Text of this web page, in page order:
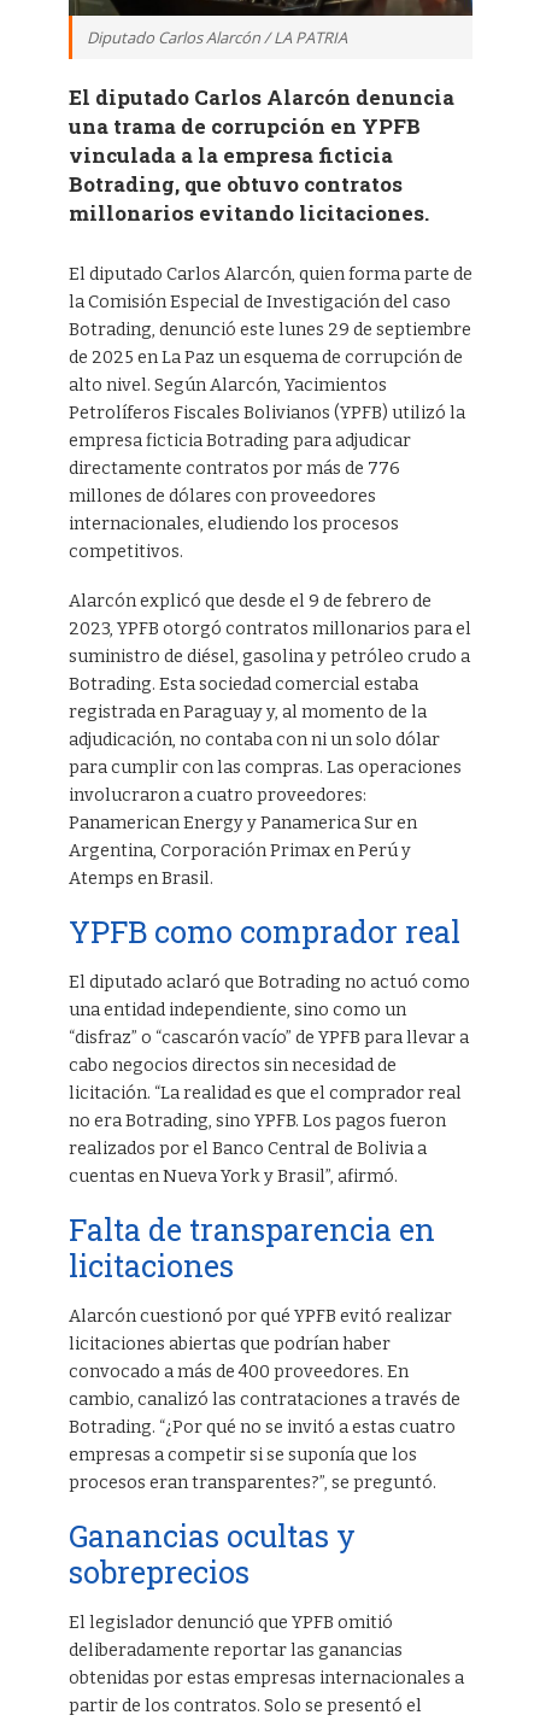
Diputado Carlos Alarcón / LA PATRIA
El diputado Carlos Alarcón denuncia
una trama de corrupción en YPFB
vinculada a la empresa ficticia
Botrading, que obtuvo contratos
millonarios evitando licitaciones.
El diputado Carlos Alarcón, quien forma parte de
la Comisión Especial de Investigación del caso
Botrading, denunció este lunes 29 de septiembre
de 2025 en La Paz un esquema de corrupción de
alto nivel. Según Alarcón, Yacimientos
Petrolíferos Fiscales Bolivianos (YPFB) utilizó la
empresa ficticia Botrading para adjudicar
directamente contratos por más de 776
millones de dólares con proveedores
internacionales, eludiendo los procesos
competitivos.
Alarcón explicó que desde el 9 de febrero de
2023, YPFB otorgó contratos millonarios para el
suministro de diésel, gasolina y petróleo crudo a
Botrading. Esta sociedad comercial estaba
registrada en Paraguay y, al momento de la
adjudicación, no contaba con ni un solo dólar
para cumplir con las compras. Las operaciones
involucraron a cuatro proveedores:
Panamerican Energy y Panamerica Sur en
Argentina, Corporación Primax en Perú y
Atemps en Brasil.
YPFB como comprador real
El diputado aclaró que Botrading no actuó como
una entidad independiente, sino como un
“disfraz” o “cascarón vacío” de YPFB para llevar a
cabo negocios directos sin necesidad de
licitación. “La realidad es que el comprador real
no era Botrading, sino YPFB. Los pagos fueron
realizados por el Banco Central de Bolivia a
cuentas en Nueva York y Brasil”, afirmó.
Falta de transparencia en
licitaciones
Alarcón cuestionó por qué YPFB evitó realizar
licitaciones abiertas que podrían haber
convocado a más de 400 proveedores. En
cambio, canalizó las contrataciones a través de
Botrading. “¿Por qué no se invitó a estas cuatro
empresas a competir si se suponía que los
procesos eran transparentes?”, se preguntó.
Ganancias ocultas y
sobreprecios
El legislador denunció que YPFB omitió
deliberadamente reportar las ganancias
obtenidas por estas empresas internacionales a
partir de los contratos. Solo se presentó el